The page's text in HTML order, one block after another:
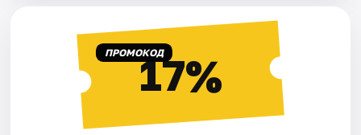
ПРОМОКОД17%